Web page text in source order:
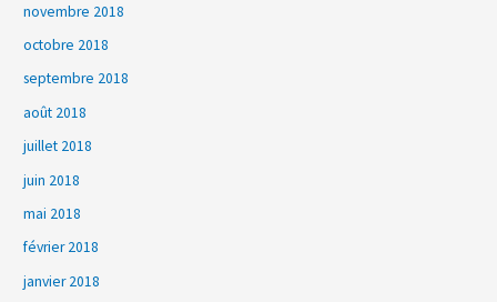
novembre 2018
octobre 2018
septembre 2018
août 2018
juillet 2018
juin 2018
mai 2018
février 2018
janvier 2018